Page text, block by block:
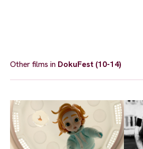
Other films in DokuFest (10-14)